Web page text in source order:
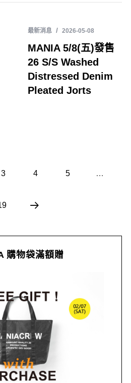
最新消息 2026-05-08
MANIA 5/8(五)發售
26 S/S Washed
Distressed Denim
Pleated Jorts
3 4 5 …
購物袋滿額贈